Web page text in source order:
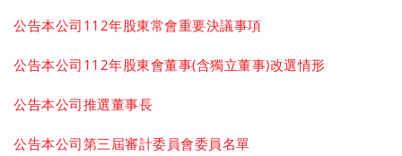
公告本公司112年股東常會重要決議事項
公告本公司112年股東會董事(含獨立董事)改選情形
公告本公司推選董事長
公告本公司第三屆審計委員會委員名單